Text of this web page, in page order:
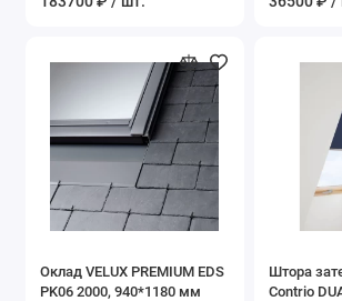
Оклад VELUX PREMIUM EDS
PK06 2000, 940*1180 мм
Штора
Contrio